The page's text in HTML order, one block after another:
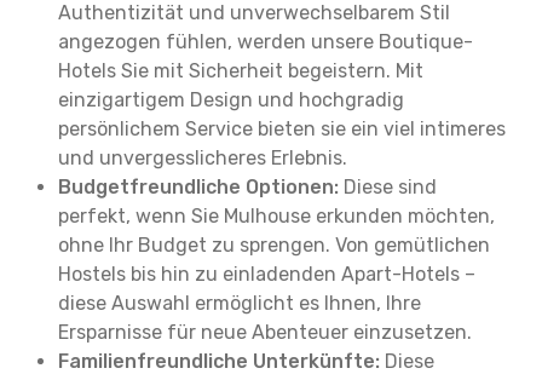
Authentizität und unverwechselbarem Stil
angezogen fühlen, werden unsere Boutique-
Hotels Sie mit Sicherheit begeistern. Mit
einzigartigem Design und hochgradig
persönlichem Service bieten sie ein viel intimeres
und unvergesslicheres Erlebnis.
Budgetfreundliche Optionen: Diese sind
perfekt, wenn Sie Mulhouse erkunden möchten,
ohne Ihr Budget zu sprengen. Von gemütlichen
Hostels bis hin zu einladenden Apart-Hotels –
diese Auswahl ermöglicht es Ihnen, Ihre
Ersparnisse für neue Abenteuer einzusetzen.
Familienfreundliche Unterkünfte: Diese